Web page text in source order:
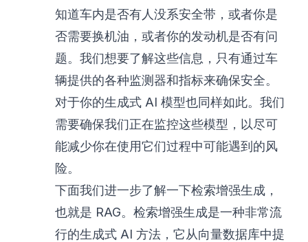
知道车内是否有人没系安全带，或者你是
否需要换机油，或者你的发动机是否有问
题。我们想要了解这些信息，只有通过车
辆提供的各种监测器和指标来确保安全。
对于你的生成式 AI 模型也同样如此。我们
需要确保我们正在监控这些模型，以尽可
能减少你在使用它们过程中可能遇到的风
险。
下面我们进一步了解一下检索增强生成，
也就是 RAG。检索增强生成是一种非常流
行的生成式 AI 方法，它从向量数据库中提